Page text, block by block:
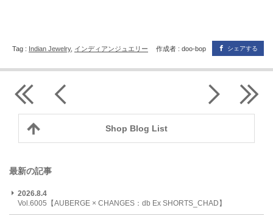
シェアする
Tag : Indian Jewelry, インディアンジュエリー 作成者 : doo-bop
Shop Blog List
最新の記事
2026.8.4
Vol.6005【AUBERGE × CHANGES：db Ex SHORTS_CHAD】